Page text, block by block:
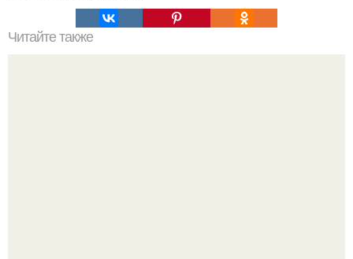
Читайте также